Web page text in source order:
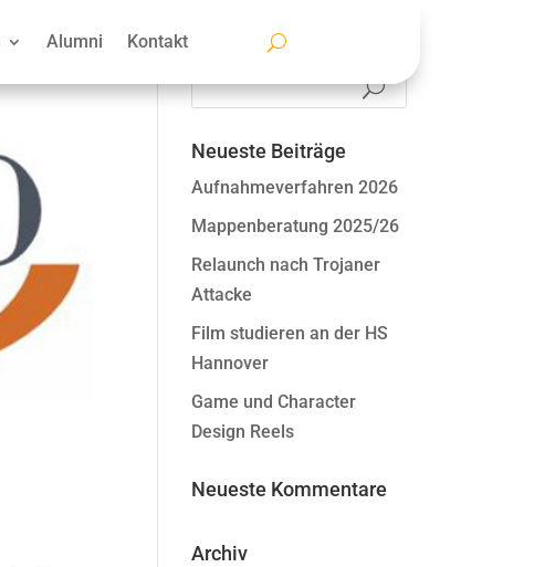
Alumni Kontakt
Neueste Beiträge
Aufnahmeverfahren 2026
Mappenberatung 2025/26
Relaunch nach Trojaner
Attacke
Film studieren an der HS
Hannover
Game und Character
Design Reels
Neueste Kommentare
Archiv